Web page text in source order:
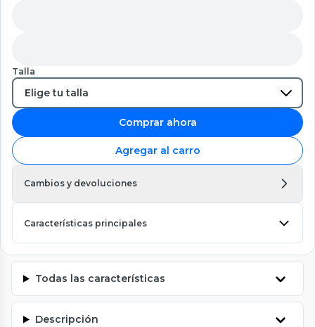
Talla
Comprar ahora
Agregar al carro
Cambios y devoluciones
Características principales
Todas las características
Descripción